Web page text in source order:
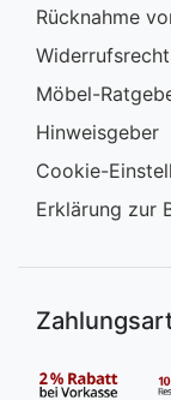
Rücknahme
Widerrufsrecht
Möbel-
Hinweisgeber
Cookie-
Erklärung zur